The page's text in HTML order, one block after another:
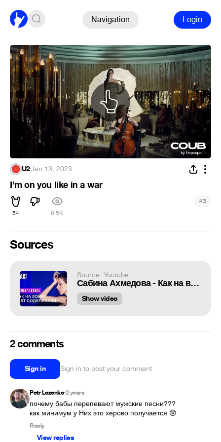
Navigation Login
U2·Jan 13, 2023
I'm on you like in a war
54 8.5K
#3
Sources
Source: Youtube
Сабина Ахмедова - Как на войне (Содержанки 3 сезон OST) || Премьера клипа
Show video
2 comments
Sign in Sign in to post your comment
Petr Lozenko•2 years
почему бабы перепевают мужские песни???
как минимум у Них это херово получается 😢
Reply
View replies